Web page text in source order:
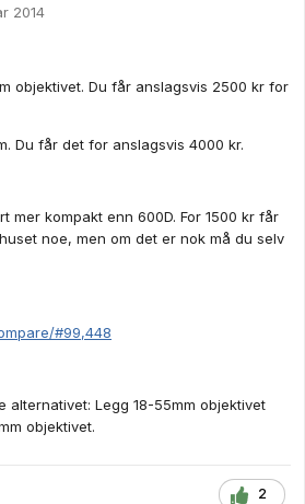
2014
objektivet. Du får anslagsvis 2500 kr for
Du får det for anslagsvis 4000 kr.
mer kompakt enn 600D. For 1500 kr får
noe, men om det er nok må du selv
#99,448
alternativet: Legg 18-55mm objektivet
objektivet.
2